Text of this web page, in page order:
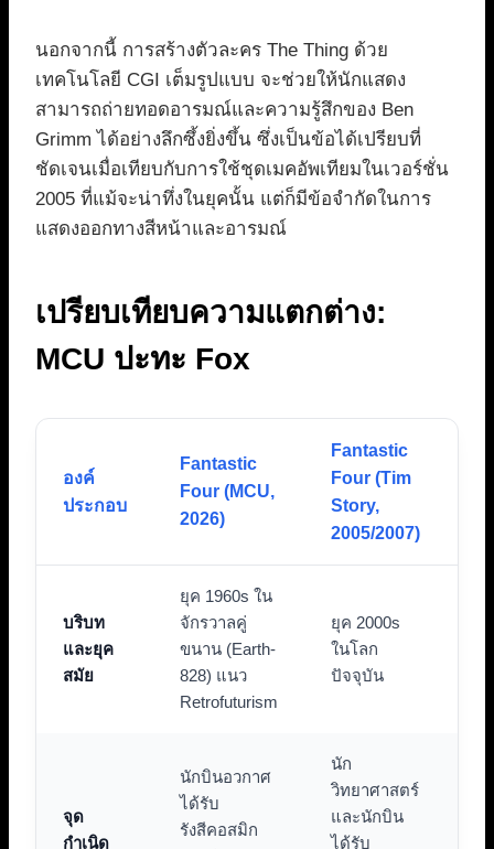
นอกจากนี้ การสร้างตัวละคร The Thing ด้วย
เทคโนโลยี CGI เต็มรูปแบบ จะช่วยให้นักแสดง
สามารถถ่ายทอดอารมณ์และความรู้สึกของ Ben
Grimm ได้อย่างลึกซึ้งยิ่งขึ้น ซึ่งเป็นข้อได้เปรียบที่
ชัดเจนเมื่อเทียบกับการใช้ชุดเมคอัพเทียมในเวอร์ชั่น
2005 ที่แม้จะน่าทึ่งในยุคนั้น แต่ก็มีข้อจำกัดในการ
แสดงออกทางสีหน้าและอารมณ์
เปรียบเทียบความแตกต่าง:
MCU ปะทะ Fox
องค์
ประกอบ
Fantastic
Four (MCU,
2026)
Fantastic
Four (Tim
Story,
2005/2007)
บริบท
และยุค
สมัย
ยุค 1960s ใน
จักรวาลคู่
ขนาน (Earth-
828) แนว
Retrofuturism
ยุค 2000s
ในโลก
ปัจจุบัน
จุด
กำเนิด
นักบินอวกาศ
ได้รับ
รังสีคอสมิก
นัก
วิทยาศาสตร์
และนักบิน
ได้รับ